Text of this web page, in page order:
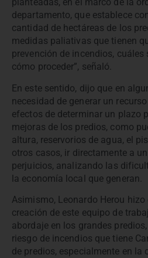
departamento, que establece
cantidad de hectáreas de los
medidas paliativas que tienen
prevención de incendios,
cómo proceder”, señaló.
En este sentido, dijo que en
necesidad de generar un
efectos de determinar un plazo
mejoras de los predios, como
altura, reservorios de agua, el
otros casos, ir directamente a
perjuicios, analizando las
la economía local que generan.
Asimismo, Leonardo Herou
creación de este equipo de
abordaje en los grandes
riesgo de incendios que tiene
de predios, especialmente en la